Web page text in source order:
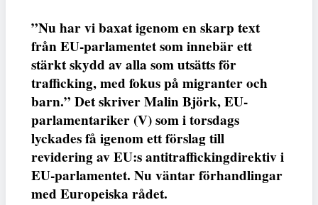
”Nu har vi baxat igenom en skarp text
från EU-parlamentet som innebär ett
stärkt skydd av alla som utsätts för
trafficking, med fokus på migranter och
barn.” Det skriver Malin Björk, EU-
parlamentariker (V) som i torsdags
lyckades få igenom ett förslag till
revidering av EU:s antitraffickingdirektiv i
EU-parlamentet. Nu väntar förhandlingar
med Europeiska rådet.